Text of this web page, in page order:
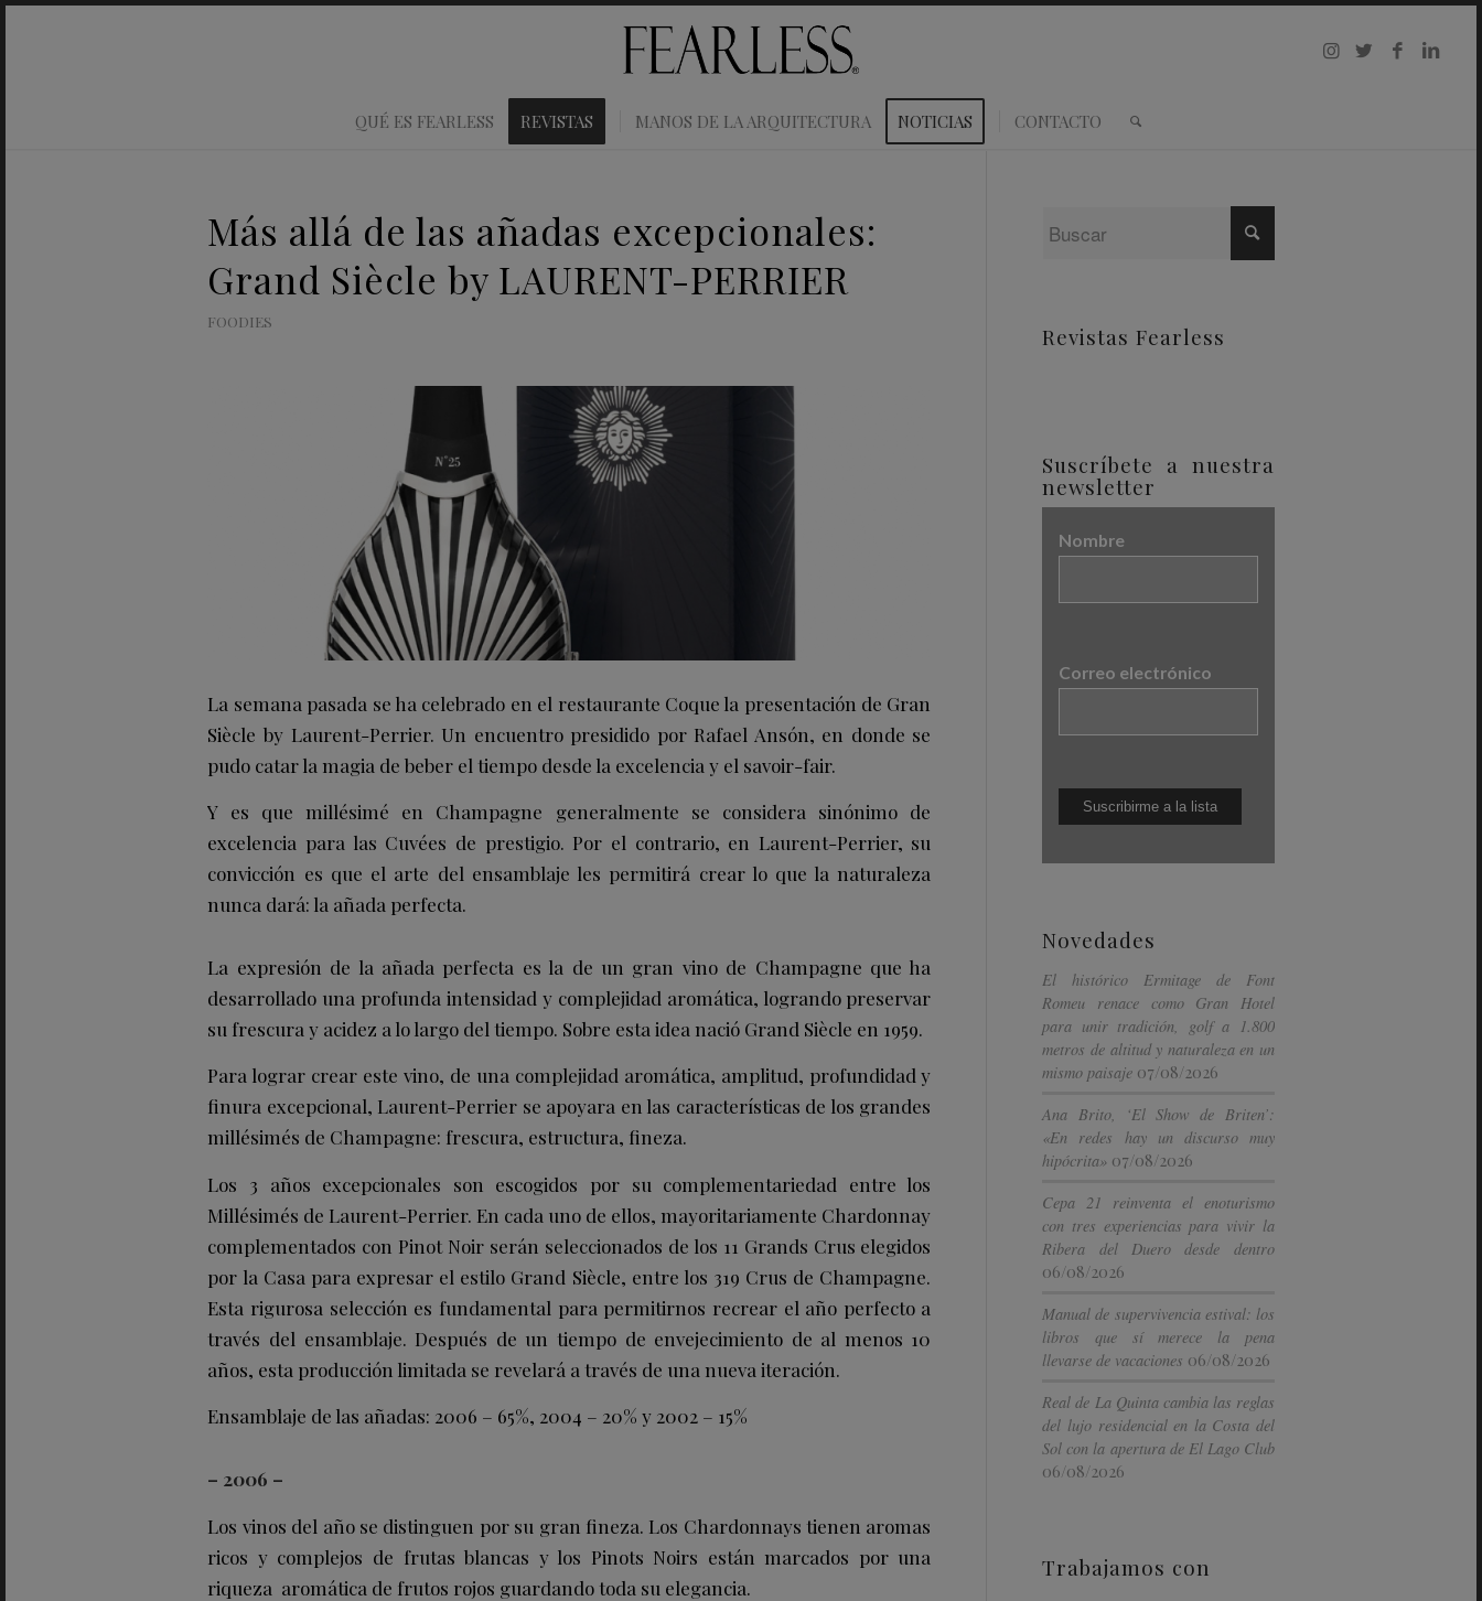
QUÉ ES FEARLESS REVISTAS MANOS DE LA ARQUITECTURA NOTICIAS CONTACTO
Más allá de las añadas excepcionales:
Grand Siècle by LAURENT-PERRIER
FOODIES
La semana pasada se ha celebrado en el restaurante Coque la presentación de Gran
Siècle by Laurent-Perrier. Un encuentro presidido por Rafael Ansón, en donde se
pudo catar la magia de beber el tiempo desde la excelencia y el savoir-fair.
Y es que millésimé en Champagne generalmente se considera sinónimo de
excelencia para las Cuvées de prestigio. Por el contrario, en Laurent-Perrier, su
convicción es que el arte del ensamblaje les permitirá crear lo que la naturaleza
nunca dará: la añada perfecta.
La expresión de la añada perfecta es la de un gran vino de Champagne que ha
desarrollado una profunda intensidad y complejidad aromática, logrando preservar
su frescura y acidez a lo largo del tiempo. Sobre esta idea nació Grand Siècle en 1959.
Para lograr crear este vino, de una complejidad aromática, amplitud, profundidad y
finura excepcional, Laurent-Perrier se apoyara en las características de los grandes
millésimés de Champagne: frescura, estructura, fineza.
Los 3 años excepcionales son escogidos por su complementariedad entre los
Millésimés de Laurent-Perrier. En cada uno de ellos, mayoritariamente Chardonnay
complementados con Pinot Noir serán seleccionados de los 11 Grands Crus elegidos
por la Casa para expresar el estilo Grand Siècle, entre los 319 Crus de Champagne.
Esta rigurosa selección es fundamental para permitirnos recrear el año perfecto a
través del ensamblaje. Después de un tiempo de envejecimiento de al menos 10
años, esta producción limitada se revelará a través de una nueva iteración.
Ensamblaje de las añadas: 2006 – 65%, 2004 – 20% y 2002 – 15%
– 2006 –
Los vinos del año se distinguen por su gran fineza. Los Chardonnays tienen aromas
ricos y complejos de frutas blancas y los Pinots Noirs están marcados por una
riqueza aromática de frutos rojos guardando toda su elegancia.
Revistas Fearless
Suscríbete a nuestra
newsletter
Nombre
Correo electrónico
Novedades
El histórico Ermitage de Font
Romeu renace como Gran Hotel
para unir tradición, golf a 1.800
metros de altitud y naturaleza en un
mismo paisaje 07/08/2026
Ana Brito, ‘El Show de Briten’:
«En redes hay un discurso muy
hipócrita» 07/08/2026
Cepa 21 reinventa el enoturismo
con tres experiencias para vivir la
Ribera del Duero desde dentro
06/08/2026
Manual de supervivencia estival: los
libros que sí merece la pena
llevarse de vacaciones 06/08/2026
Real de La Quinta cambia las reglas
del lujo residencial en la Costa del
Sol con la apertura de El Lago Club
06/08/2026
Trabajamos con